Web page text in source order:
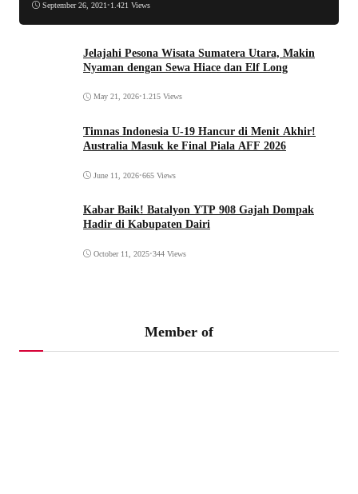
September 26, 2021 •1.421 Views
Jelajahi Pesona Wisata Sumatera Utara, Makin
Nyaman dengan Sewa Hiace dan Elf Long
May 21, 2026•1.215 Views
Timnas Indonesia U-19 Hancur di Menit Akhir!
Australia Masuk ke Final Piala AFF 2026
June 11, 2026•665 Views
Kabar Baik! Batalyon YTP 908 Gajah Dompak
Hadir di Kabupaten Dairi
October 11, 2025•344 Views
Member of